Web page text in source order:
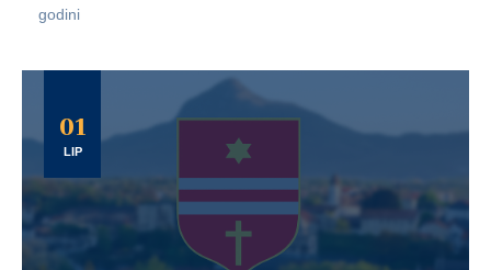
godini
01
LIP